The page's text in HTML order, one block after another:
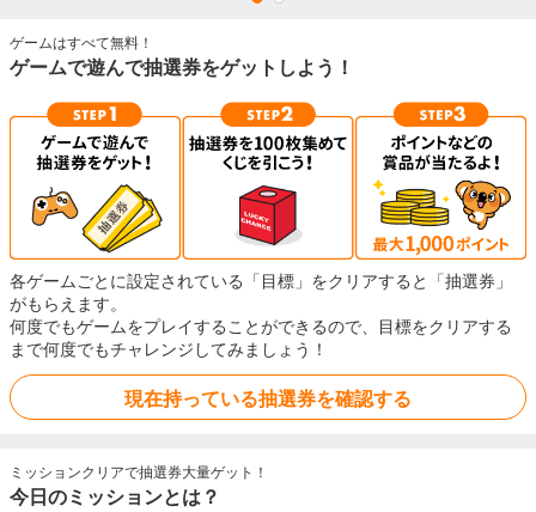
ゲームはすべて無料！
ゲームで遊んで抽選券をゲットしよう！
各ゲームごとに設定されている「目標」をクリアすると「抽選券」
がもらえます。
何度でもゲームをプレイすることができるので、目標をクリアする
まで何度でもチャレンジしてみましょう！
現在持っている抽選券を確認する
ミッションクリアで抽選券大量ゲット！
今日のミッションとは？